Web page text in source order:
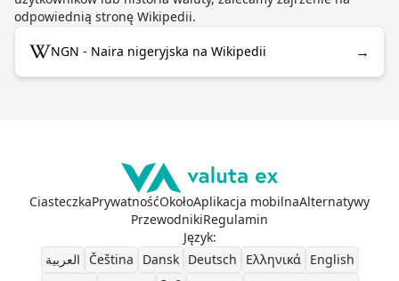
odpowiednią stronę Wikipedii.
NGN - Naira nigeryjska na Wikipedii →
CiasteczkaPrywatnośćOkołoAplikacja mobilnaAlternatywy
PrzewodnikiRegulamin
Język:
العربية
Čeština Dansk Deutsch Ελληνικά
English